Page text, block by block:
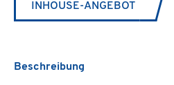
INHOUSE-ANGEBOT
Beschreibung